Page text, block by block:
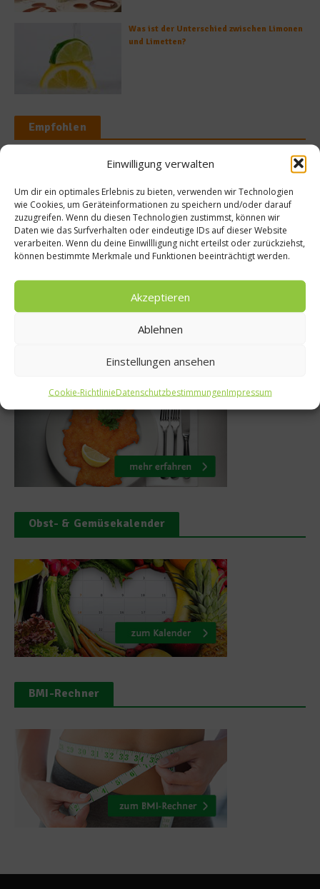
Einwilligung verwalten
Um dir ein optimales Erlebnis zu bieten, verwenden wir Technologien
wie Cookies, um Geräteinformationen zu speichern und/oder darauf
zuzugreifen. Wenn du diesen Technologien zustimmst, können wir
Daten wie das Surfverhalten oder eindeutige IDs auf dieser Website
verarbeiten. Wenn du deine Einwillligung nicht erteilst oder zurückziehst,
können bestimmte Merkmale und Funktionen beeinträchtigt werden.
Akzeptieren
Ablehnen
Einstellungen ansehen
Cookie-RichtlinieDatenschutzbestimmungenImpressum
Was ist der Unterschied zwischen Limonen
und Limetten?
Empfohlen
Sterne /
News
Weinwettbewerb
ProWein 2015
20. März 2015
Obst- & Gemüsekalender
BMI-Rechner